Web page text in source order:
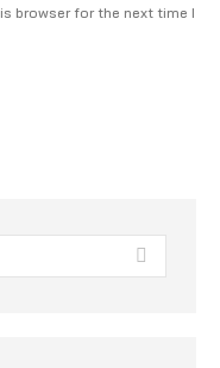
browser for the next time I